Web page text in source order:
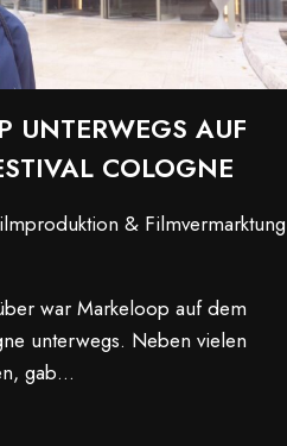
UNTERWEGS AUF
COLOGNE
& Filmvermarktung
war Markeloop auf dem
unterwegs. Neben vielen
gab…